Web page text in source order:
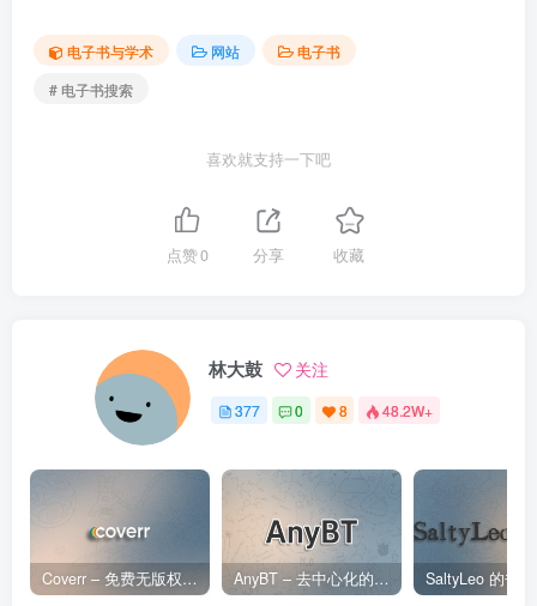
电子书与学术 网站
电子书
# 电子书搜索
喜欢就支持一下吧
点赞0 分享 收藏
林大鼓 关注
377 0 8 48.2W+
Coverr – 免费无版权视频、音乐、图片下载网站 AnyBT – 去中心化的BT资源下载网站